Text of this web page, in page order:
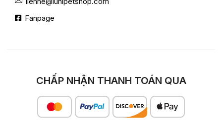
Fanpage
CHẤP NHẬN THANH TOÁN QUA